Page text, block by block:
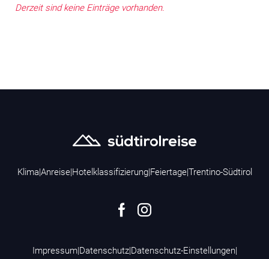
Derzeit sind keine Einträge vorhanden.
Klima Anreise| Hotelklassifizierung| Feiertage|Trentino-Südtirol
Impressum| Datenschutz| Datenschutz-Einstellungen|